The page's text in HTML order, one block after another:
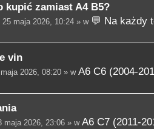
kupić zamiast A4 B5?
maja 2026, 10:24 » w 💬 Na każdy
vin
2026, 08:20 » w A6 C6 (2004-
maja 2026, 23:06 » w A6 C7 (2011-